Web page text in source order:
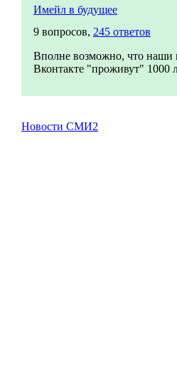
Имейл в будущее
9 вопросов, 245 ответов
Вполне возможно, что наши
Вконтакте "проживут" 1000
Новости СМИ2